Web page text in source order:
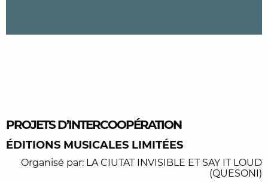
PROJETS D’INTERCOOPÉRATION
ÉDITIONS MUSICALES LIMITÉES
Organisé par: LA CIUTAT INVISIBLE ET SAY IT LOUD
(QUESONI)